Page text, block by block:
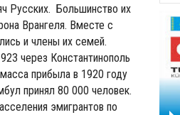
Русских. Большинство их
Врангеля. Вместе с
и члены их семей.
через Константинополь
прибыла в 1920 году
принял 80 000 человек.
эмигрантов по